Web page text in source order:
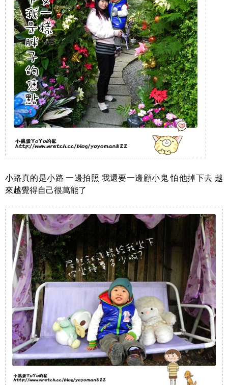
小路真的是小路 一邊拍照 我還要一邊顧小鬼 怕他掉下去 越
來越覺得自己很萬能了